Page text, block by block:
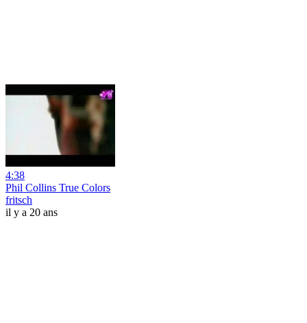
4:38
Phil Collins True Colors
fritsch
il y a 20 ans